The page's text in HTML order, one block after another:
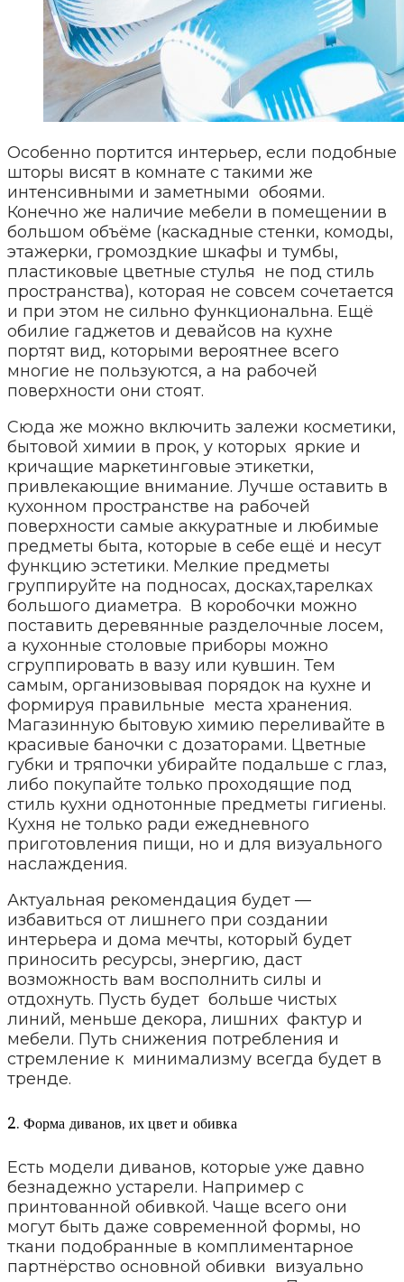
Особенно портится интерьер, если подобные
шторы висят в комнате с такими же
интенсивными и заметными обоями.
Конечно же наличие мебели в помещении в
большом объёме (каскадные стенки, комоды,
этажерки, громоздкие шкафы и тумбы,
пластиковые цветные стулья не под стиль
пространства), которая не совсем сочетается
и при этом не сильно функциональна. Ещё
обилие гаджетов и девайсов на кухне
портят вид, которыми вероятнее всего
многие не пользуются, а на рабочей
поверхности они стоят.
Сюда же можно включить залежи косметики,
бытовой химии в прок, у которых яркие и
кричащие маркетинговые этикетки,
привлекающие внимание. Лучше оставить в
кухонном пространстве на рабочей
поверхности самые аккуратные и любимые
предметы быта, которые в себе ещё и несут
функцию эстетики. Мелкие предметы
группируйте на подносах, досках,тарелках
большого диаметра. В коробочки можно
поставить деревянные разделочные лосем,
а кухонные столовые приборы можно
сгруппировать в вазу или кувшин. Тем
самым, организовывая порядок на кухне и
формируя правильные места хранения.
Магазинную бытовую химию переливайте в
красивые баночки с дозаторами. Цветные
губки и тряпочки убирайте подальше с глаз,
либо покупайте только проходящие под
стиль кухни однотонные предметы гигиены.
Кухня не только ради ежедневного
приготовления пищи, но и для визуального
наслаждения.
Актуальная рекомендация будет —
избавиться от лишнего при создании
интерьера и дома мечты, который будет
приносить ресурсы, энергию, даст
возможность вам восполнить силы и
отдохнуть. Пусть будет больше чистых
линий, меньше декора, лишних фактур и
мебели. Путь снижения потребления и
стремление к минимализму всегда будет в
тренде.
2. Форма диванов, их цвет и обивка
Есть модели диванов, которые уже давно
безнадежно устарели. Например с
принтованной обивкой. Чаще всего они
могут быть даже современной формы, но
ткани подобранные в комплиментарное
партнёрство основной обивки визуально